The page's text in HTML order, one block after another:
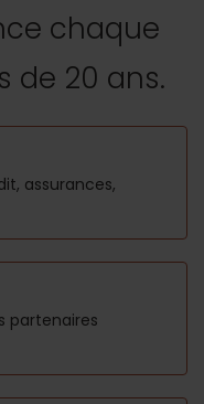
chaque
de 20 ans.
assurances,
partenaires